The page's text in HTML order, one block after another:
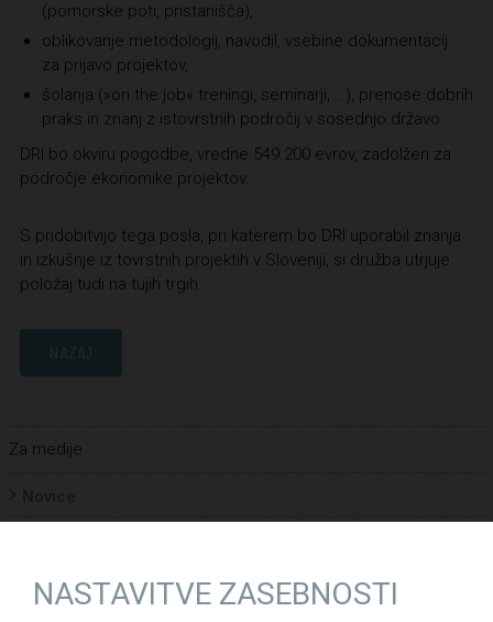
(pomorske poti, pristanišča),
oblikovanje metodologij, navodil, vsebine dokumentacij
za prijavo projektov,
šolanja (»on the job« treningi, seminarji, …), prenose dobrih
praks in znanj z istovrstnih področij v sosednjo državo.
DRI bo okviru pogodbe, vredne 549.200 evrov, zadolžen za
področje ekonomike projektov.
S pridobitvijo tega posla, pri katerem bo DRI uporabil znanja
in izkušnje iz tovrstnih projektih v Sloveniji, si družba utrjuje
položaj tudi na tujih trgih.
NAZAJ
Za medije
Novice
Informacije javnega značaja
NASTAVITVE ZASEBNOSTI